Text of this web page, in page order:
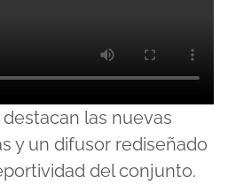
las nuevas
y un difusor rediseñado
del conjunto.